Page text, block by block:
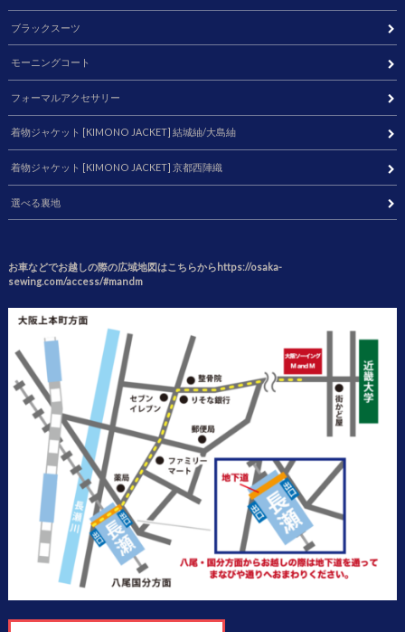
ブラックスーツ
モーニングコート
フォーマルアクセサリー
着物ジャケット [KIMONO JACKET] 結城紬/大島紬
着物ジャケット [KIMONO JACKET] 京都西陣織
選べる裏地
お車などでお越しの際の広域地図はこちらからhttps://osaka-
sewing.com/access/#mandm